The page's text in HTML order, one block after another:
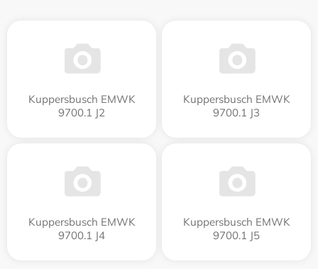
Kuppersbusch EMWK
9700.1 J2
Kuppersbusch EMWK
9700.1 J3
Kuppersbusch EMWK
9700.1 J4
Kuppersbusch EMWK
9700.1 J5